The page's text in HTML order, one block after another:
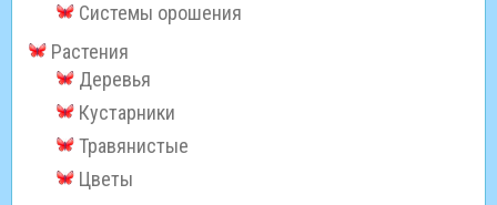
Системы орошения
Растения
Деревья
Кустарники
Травянистые
Цветы